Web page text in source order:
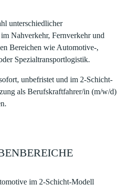
unterschiedlicher
Nahverkehr, Fernverkehr und
Bereichen wie Automotive-,
Spezialtransportlogistik.
,unbefristetund im 2-Schicht-
als Berufskraftfahrer/in (m/w/d)
.
im 2-Schicht-Modell